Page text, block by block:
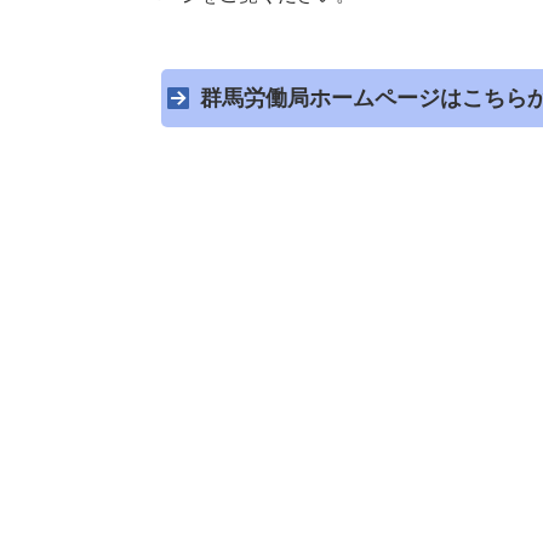
群馬労働局ホームページはこちら